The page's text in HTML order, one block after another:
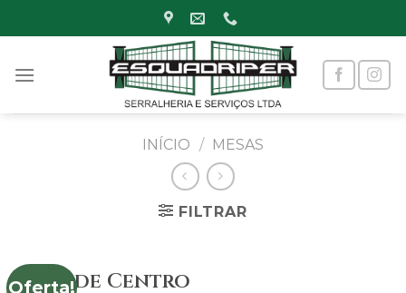
to
INÍCIO / MESAS
FILTRAR
Oferta!
Mesa de Centro